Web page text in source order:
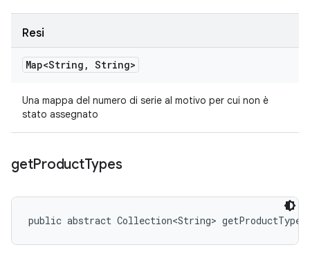
Resi
Map<String , String>
Una mappa del numero di serie al motivo per cui non è
stato assegnato
getProductTypes
public abstract Collection<String>